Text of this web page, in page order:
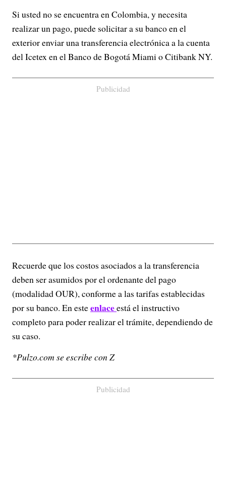
Si usted no se encuentra en Colombia, y necesita
realizar un pago, puede solicitar a su banco en el
exterior enviar una transferencia electrónica a la cuenta
del Icetex en el Banco de Bogotá Miami o Citibank NY.
Publicidad
Recuerde que los costos asociados a la transferencia
deben ser asumidos por el ordenante del pago
(modalidad OUR), conforme a las tarifas establecidas
por su banco. En esteenlaceestá el instructivo
completo para poder realizar el trámite, dependiendo de
su caso.
*Pulzo.com se escribe con Z
Publicidad